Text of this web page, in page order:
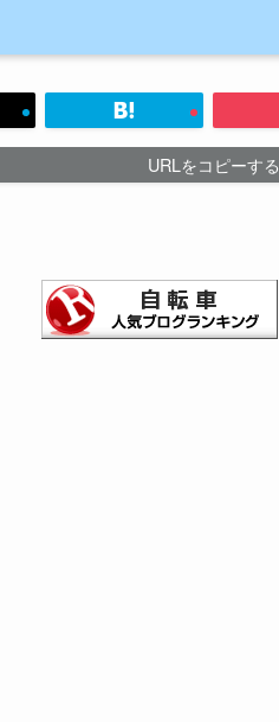
URLをコピーする